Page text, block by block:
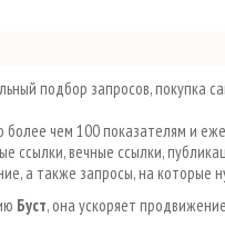
подбор запросов, покупка
более чем 100 показателям и
ссылки, вечные ссылки,
а также запросы, на которые
Буст, она ускоряет